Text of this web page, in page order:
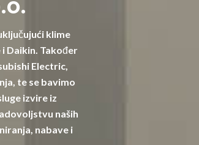
klime
Daikin. Također
Electric,
te se bavimo
izvire iz
naših
nabave i